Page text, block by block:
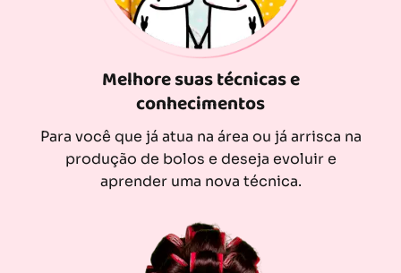
Melhore suas técnicas e
conhecimentos
Para você que já atua na área ou já arrisca na
produção de bolos e deseja evoluir e
aprender uma nova técnica.